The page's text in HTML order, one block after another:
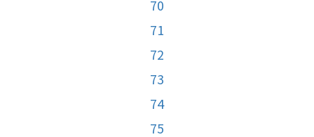
70
71
72
73
74
75